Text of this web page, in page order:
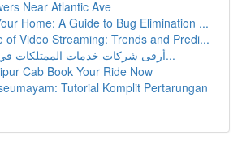
Near Atlantic Ave
Home: A Guide to Bug Elimination ...
of Video Streaming: Trends and Predi...
أرقى شركات خدمات الممتلكات في مدينة الريا...
Cab Book Your Ride Now
Tutorial Komplit Pertarungan